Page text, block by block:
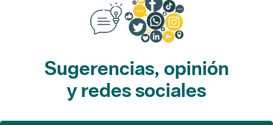
Sugerencias, opinión
y redes sociales